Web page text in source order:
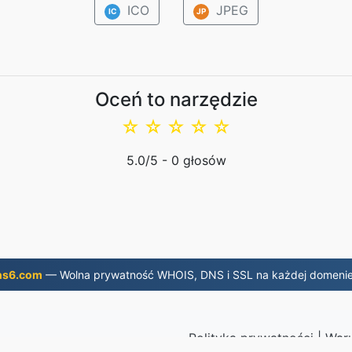
IC ICO JP JPEG
Oceń to narzędzie
☆
☆
☆
☆
☆
5.0/5 - 0 głosów
— Wolna prywatność WHOIS, DNS i SSL na każdej
Polityka prywatności |